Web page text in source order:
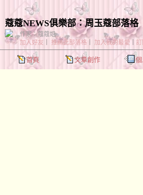
蔻蔻NEWS俱樂部：周玉蔻部落格
首頁 文章創作
加入好友 推薦此部落格 加入我的最愛
作家：蔻蔻姐